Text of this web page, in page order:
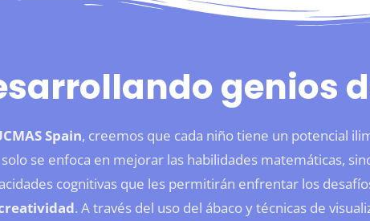
genios
Spain, creemos que cada niño tiene un potencial
solo se enfoca en mejorar las habilidades matemáticas,
cognitivas que les permitirán enfrentar los
. A través del uso del ábaco y técnicas de